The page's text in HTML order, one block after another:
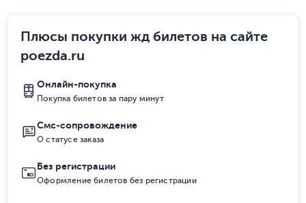
Плюсы покупки жд билетов на сайте
poezda.ru
Онлайн-покупка
Покупка билетов за пару минут
Смс-сопровождение
О статусе заказа
Без регистрации
Оформление билетов без регистрации